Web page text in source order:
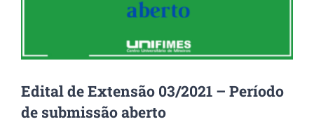
Edital de Extensão 03/2021 – Período
de submissão aberto